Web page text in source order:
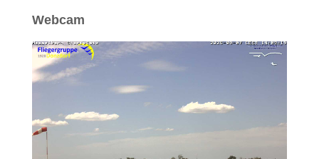
Webcam